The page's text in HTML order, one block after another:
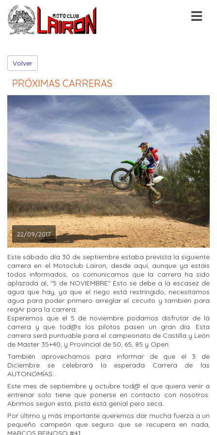
Volver
PRÓXIMAS CARRERAS
22/09/2017
Este sábado día 30 de septiembre estaba prevista la siguiente
carrera en el Motoclub Lairon, desde aquí, aunque ya estáis
todos informados, os comunicamos que la carrera ha sido
aplazada al; "5 de NOVIEMBRE" Esto se debe a la escasez de
agua que hay, ya que el riego está restringido, necesitamos
agua para poder primero arreglar el circuito y también para
regAr para la carrera.
Esperemos que el 5 de noviembre podamos disfrutar de la
carrera y que tod@s los pilotos pasen un gran día. Esta
carrera será puntuable para el campeonato de Castilla y León
de Master 35+40, y Provincial de 50, 65, 85 y Open.
También aprovechamos para informar de que el 3 de
Diciembre se celebrará la esperada Carrera de las
AUTONOMÍAS...
Este mes de septiembre y octubre tod@ el que quiera venir a
entrenar solo tiene que ponerse en contacto con nosotros.
Abrimos según esta, pista está genial pero seca.
Por último y más importante queremos dar mucha fuerza a un
pequeño campeón que seguro que se recupera en nada,
MARCOS REINOSO #41.